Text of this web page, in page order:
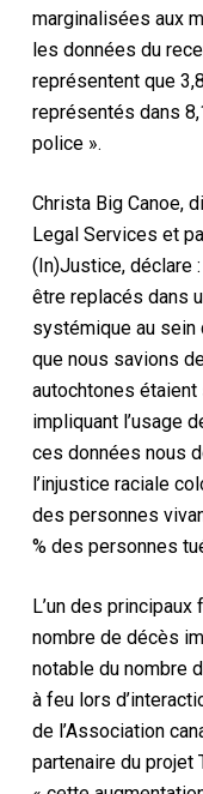
marginalisées aux
les données du
représentent que
représentés dans
police ».
Christa Big Canoe,
Legal Services et
(In)Justice, déclare
être replacés dans
systémique au sein
que nous savions
autochtones
impliquant l’usage
ces données nous
l’injustice raciale
des personnes
% des personnes
L’un des principaux
nombre de décès
notable du nombre
à feu lors
de l’Association
partenaire du projet